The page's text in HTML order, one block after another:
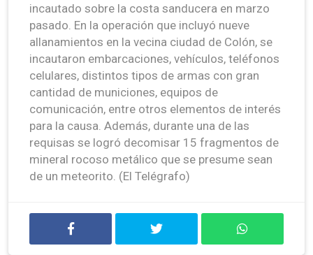
incautado sobre la costa sanducera en marzo
pasado. En la operación que incluyó nueve
allanamientos en la vecina ciudad de Colón, se
incautaron embarcaciones, vehículos, teléfonos
celulares, distintos tipos de armas con gran
cantidad de municiones, equipos de
comunicación, entre otros elementos de interés
para la causa. Además, durante una de las
requisas se logró decomisar 15 fragmentos de
mineral rocoso metálico que se presume sean
de un meteorito. (El Telégrafo)